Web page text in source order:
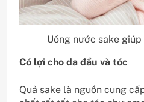
Uống nước sake
Có lợi cho da đầu và tóc
Quả sake là nguồn cung